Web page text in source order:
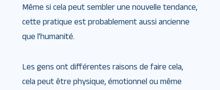
Même si cela peut sembler une nouvelle tendance,
cette pratique est probablement aussi ancienne
que l’humanité.
Les gens ont différentes raisons de faire cela,
cela peut être physique, émotionnel ou même